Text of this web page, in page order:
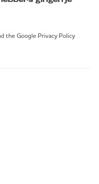
the Google Privacy Policy